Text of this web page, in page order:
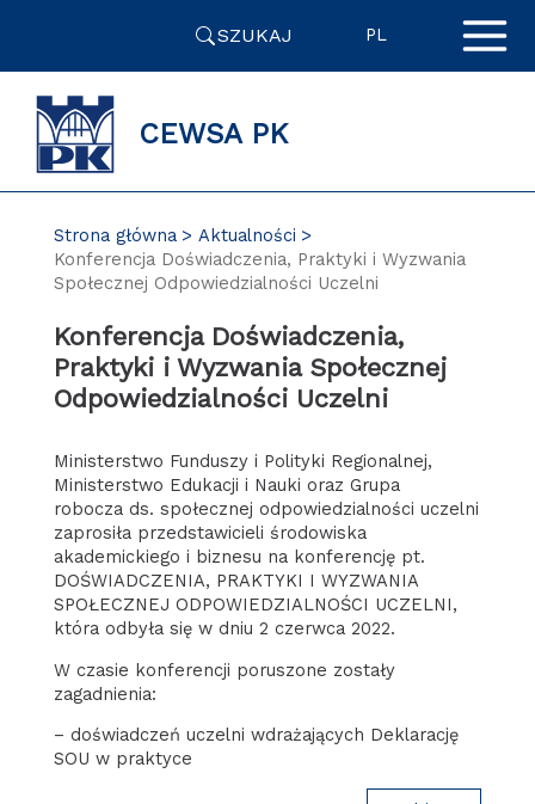
SZUKAJ PL
CEWSA PK
Strona główna
Aktualności
Konferencja Doświadczenia, Praktyki i Wyzwania
Społecznej Odpowiedzialności Uczelni
Konferencja Doświadczenia,
Praktyki i Wyzwania Społecznej
Odpowiedzialności Uczelni
Ministerstwo Funduszy i Polityki Regionalnej,
Ministerstwo Edukacji i Nauki oraz Grupa
robocza ds. społecznej odpowiedzialności uczelni
zaprosiła przedstawicieli środowiska
akademickiego i biznesu na konferencję pt.
DOŚWIADCZENIA, PRAKTYKI I WYZWANIA
SPOŁECZNEJ ODPOWIEDZIALNOŚCI UCZELNI,
która odbyła się w dniu 2 czerwca 2022.
W czasie konferencji poruszone zostały
zagadnienia:
– doświadczeń uczelni wdrażających Deklarację
SOU w praktyce